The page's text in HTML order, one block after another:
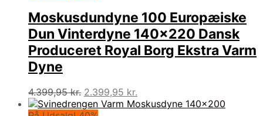
Moskusdundyne 100 Europæiske
Dun Vinterdyne 140×220 Dansk
Produceret Royal Borg Ekstra Varm
Dyne
4.399,95kr. Den
oprindelige
2.399,95 kr.
aktuelle